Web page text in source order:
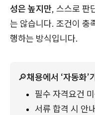
성은 높지만, 스스로 판
는 않습니다. 조건이 충
행하는 방식입니다.
🔎채용에서 ‘자동화’
필수 자격요건
서류 합격 시 안